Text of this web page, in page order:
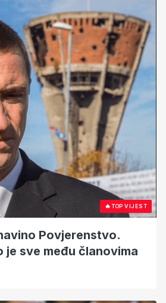
🔥TOP VIJEST
Povjerenstvo.
je sve među članovima